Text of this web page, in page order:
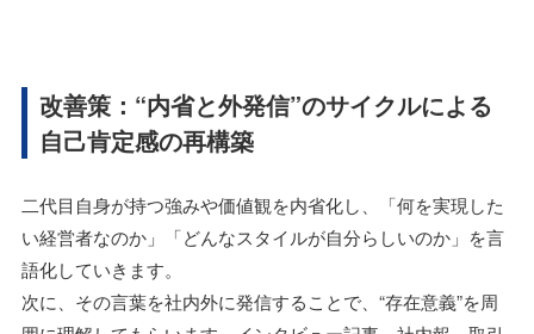
改善策：“内省と外発信”のサイクルによる
自己肯定感の再構築
二代目自身が持つ強みや価値観を内省化し、「何を実現した
い経営者なのか」「どんなスタイルが自分らしいのか」を言
語化していきます。
次に、その言葉を社内外に発信することで、“存在意義”を周